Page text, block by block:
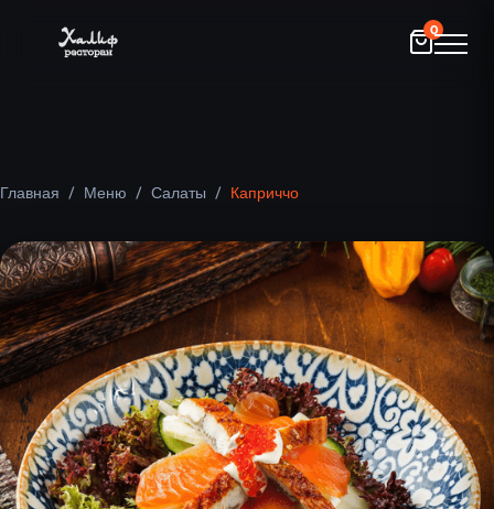
0
Главная / Меню / Салаты / Каприччо